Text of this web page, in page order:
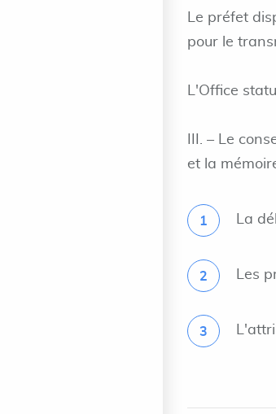
Le préfet
pour le
L'Office
III. – Le
et la
La
Les